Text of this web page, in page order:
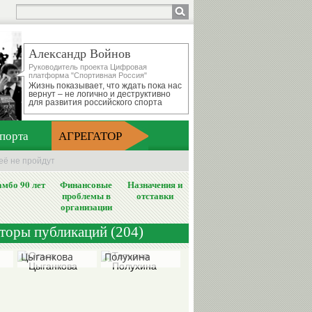
Александр Войнов
Руководитель проекта Цифровая
платформа "Спортивная Россия"
Жизнь показывает, что ждать пока нас
вернут – не логично и деструктивно
для развития российского спорта
АГРЕГАТОР
не пройдут
90 лет
Финансовые
проблемы в
организации
Назначения и
отставки
публикаций (204)
Ольга
Цыганкова
Татьяна
Полухина